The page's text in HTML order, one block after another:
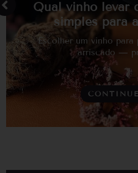
Qual vinho levar
simples para
Escolher um vinho para
arriscado —